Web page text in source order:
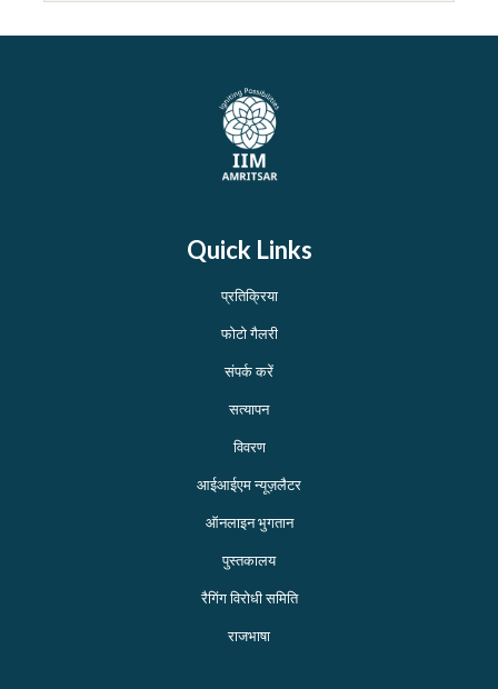
Quick Links
प्रतिक्रिया
फोटो गैलरी
संपर्क करें
सत्यापन
विवरण
आईआईएम न्यूज़लैटर
ऑनलाइन भुगतान
पुस्तकालय
रैगिंग विरोधी समिति
राजभाषा